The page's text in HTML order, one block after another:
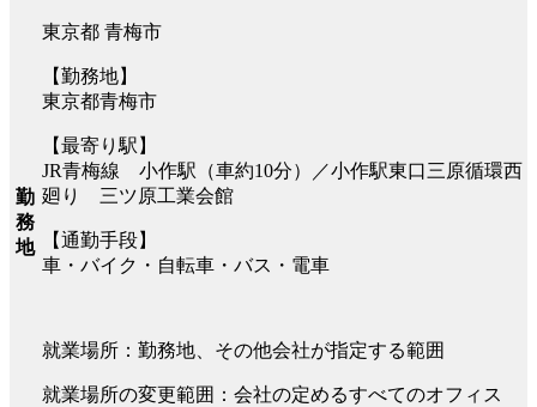
勤
務
地
東京都 青梅市
【勤務地】
東京都青梅市
【最寄り駅】
JR青梅線 小作駅（車約10分）／小作駅東口三原循環西
廻り 三ツ原工業会館
【通勤手段】
車・バイク・自転車・バス・電車
就業場所：勤務地、その他会社が指定する範囲
就業場所の変更範囲：会社の定めるすべてのオフィス